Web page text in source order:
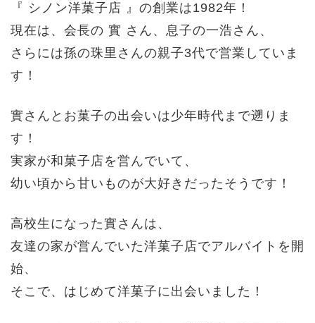
『 シノン洋菓子店 』の創業は1982年！
現在は、 会長の 實 さん、息子の一浩さん、
さらには孫の珠里さんの親子3代で営業していま
す！
實さんとお菓子の出会いは少年時代まで遡りま
す！
実家が和菓子店を営んでいて、
幼い頃から甘いものが大好きだったそうです！
高校生になった實さんは、
友達の家が営んでいた洋菓子店でアルバイトを開
始、
そこで、はじめて洋菓子に出会いました！